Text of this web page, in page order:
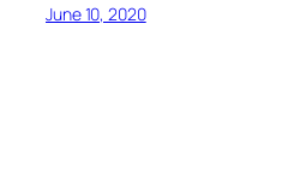
June 10, 2020